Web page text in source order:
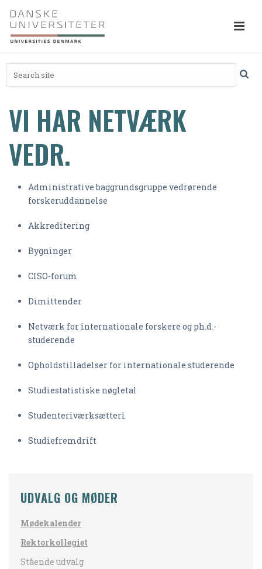
VI HAR NETVÆRK
VEDR.
Administrative baggrundsgruppe vedrørende
forskeruddannelse
Akkreditering
Bygninger
CISO-forum
Dimittender
Netværk for internationale forskere og ph.d.-
studerende
Opholdstilladelser for internationale studerende
Studiestatistiske nøgletal
Studenteriværksætteri
Studiefremdrift
UDVALG OG MØDER
Mødekalender
Rektorkollegiet
Stående udvalg